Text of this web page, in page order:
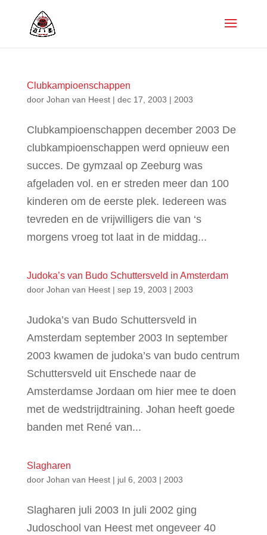
Clubkampioenschappen
door Johan van Heest| dec 17, 2003 | 2003
Clubkampioenschappen december 2003 De
clubkampioenschappen werd opnieuw een
succes. De gymzaal op Zeeburg was
afgeladen vol. en er streden meer dan 100
kinderen om de eerste plek. Iedereen was
tevreden en de vrijwilligers die van ‘s
morgens vroeg tot laat in de middag...
Judoka’s van Budo Schuttersveld in Amsterdam
door Johan van Heest| sep 19, 2003 | 2003
Judoka’s van Budo Schuttersveld in
Amsterdam september 2003 In september
2003 kwamen de judoka’s van budo centrum
Schuttersveld uit Enschede naar de
Amsterdamse Jordaan om hier mee te doen
met de wedstrijdtraining. Johan heeft goede
banden met René van...
Slagharen
door Johan van Heest| jul 6, 2003 | 2003
Slagharen juli 2003 In juli 2002 ging
Judoschool van Heest met ongeveer 40